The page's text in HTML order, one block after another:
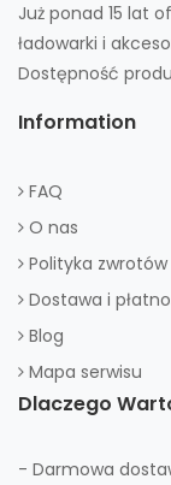
Już ponad 15 lat
ładowarki i
Dostępność
Information
FAQ
O nas
Polityka zwrotów
Dostawa i
Blog
Mapa serwisu
Dlaczego
- Darmowa